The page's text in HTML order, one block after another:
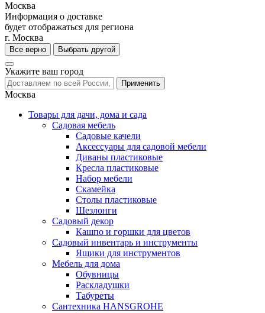
Москва
Информация о доставке
будет отображаться для региона
г. Москва
Все верно Выбрать другой
Укажите ваш город
Москва
Товары для дачи, дома и сада
Садовая мебель
Садовые качели
Аксессуары для садовой мебели
Диваны пластиковые
Кресла пластиковые
Набор мебели
Скамейка
Столы пластиковые
Шезлонги
Садовый декор
Кашпо и горшки для цветов
Садовый инвентарь и инструменты
Ящики для инструментов
Мебель для дома
Обувницы
Раскладушки
Табуреты
Сантехника HANSGROHE